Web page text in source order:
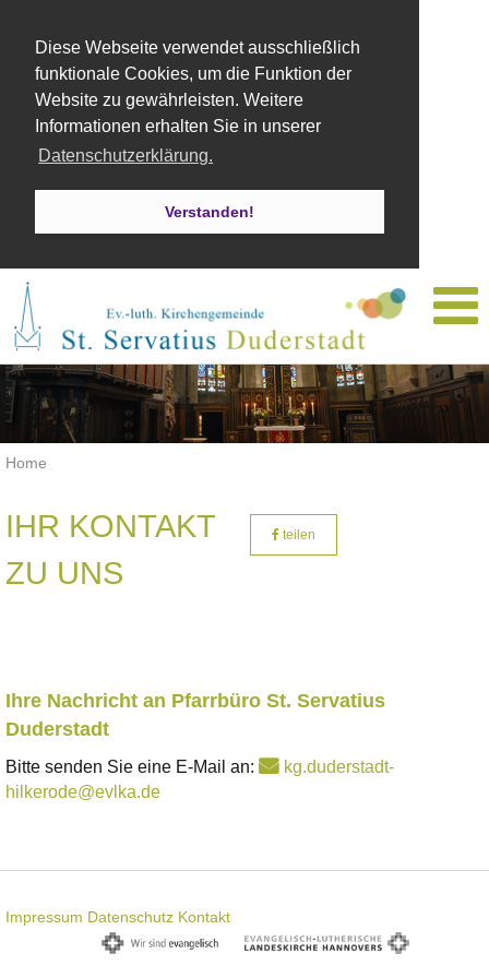
Diese Webseite verwendet ausschließlich
funktionale Cookies, um die Funktion der
Website zu gewährleisten. Weitere
Informationen erhalten Sie in unserer
Datenschutzerklärung.
Verstanden!
Home
IHR KONTAKT
ZU UNS
teilen
Ihre Nachricht an Pfarrbüro St. Servatius
Duderstadt
Bitte senden Sie eine E-Mail an:
kg.duderstadt-
hilkerode@evlka.de
Impressum Datenschutz Kontakt